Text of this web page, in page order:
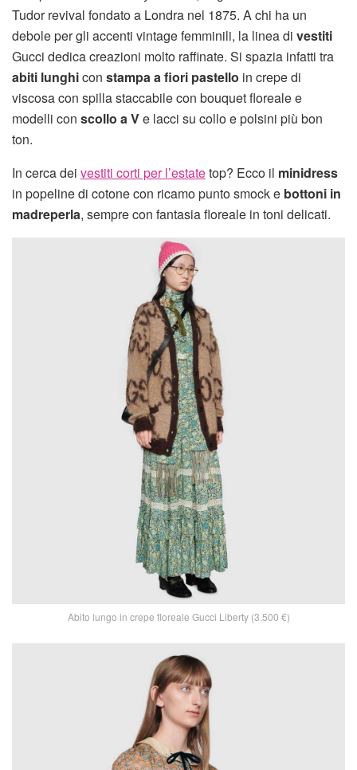
Tudor revival fondato a Londra nel 1875. A chi ha un
debole per gli accenti vintage femminili, la linea di vestiti
Gucci dedica creazioni molto raffinate. Si spazia infatti tra
abiti lunghicon stampa a fiori pastello in crepe di
viscosa con spilla staccabile con bouquet floreale e
modelli con scollo a Ve lacci su collo e polsini più bon
ton.
In cerca dei vestiti corti per l’estatetop? Ecco il minidress
in popeline di cotone con ricamo punto smock e bottoni in
madreperla, sempre con fantasia floreale in toni delicati.
Abito lungo in crepe floreale Gucci Liberty (3.500 €)